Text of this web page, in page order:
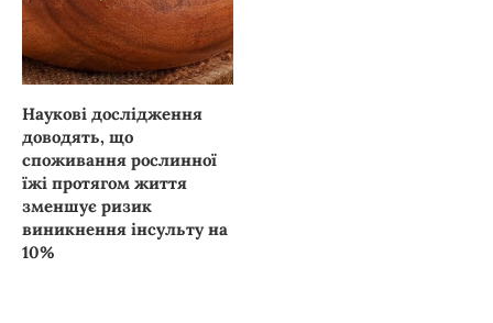
Наукові дослідження
доводять, що
споживання рослинної
їжі протягом життя
зменшує ризик
виникнення інсульту на
10%